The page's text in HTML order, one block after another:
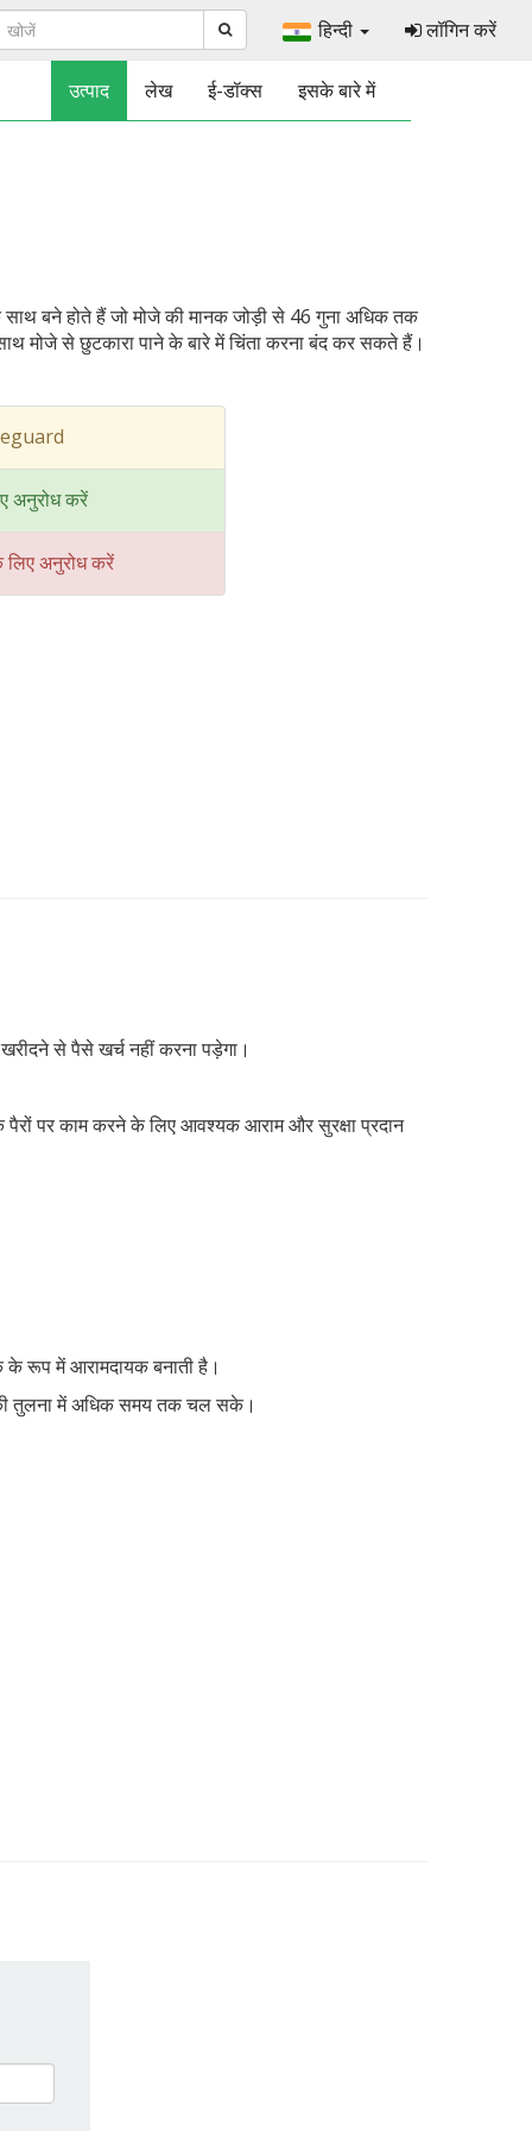
हिन्दी लॉगिन करें
उत्पाद लेख ई-डॉक्स इसके बारे में
साथ बने होते हैं जो मोजे की मानक जोड़ी से 46 गुना अधिक तक
मोजे से छुटकारा पाने के बारे में चिंता करना बंद कर सकते हैं।
अनुरोध करें
अनुरोध करें
से पैसे खर्च नहीं करना पड़ेगा।
पर काम करने के लिए आवश्यक आराम और सुरक्षा प्रदान
के रूप में आरामदायक बनाती है।
की तुलना में अधिक समय तक चल सके।